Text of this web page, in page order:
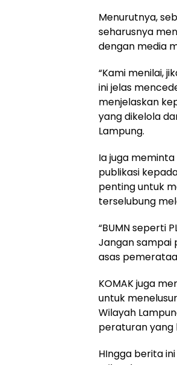
Menurutnya,
seharusnya
dengan media
“Kami menilai,
ini jelas
menjelaskan
yang dikelola
Lampung.
Ia juga
publikasi
penting untuk
terselubung
“BUMN seperti
Jangan sampai
asas
KOMAK juga
untuk
Wilayah
peraturan yang
HIngga berita